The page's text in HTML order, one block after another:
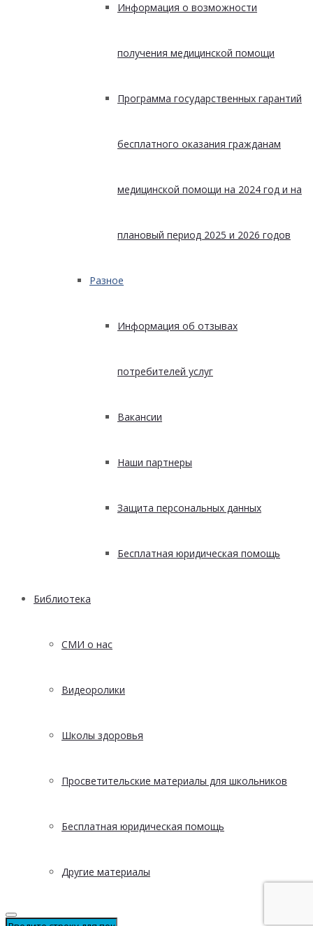
Информация о возможности
получения медицинской помощи
Программа государственных гарантий
бесплатного оказания гражданам
медицинской помощи на 2024 год и на
плановый период 2025 и 2026 годов
Разное
Информация об отзывах
потребителей услуг
Вакансии
Наши партнеры
Защита персональных данных
Бесплатная юридическая помощь
Библиотека
СМИ о нас
Видеоролики
Школы здоровья
Просветительские материалы для школьников
Бесплатная юридическая помощь
Другие материалы